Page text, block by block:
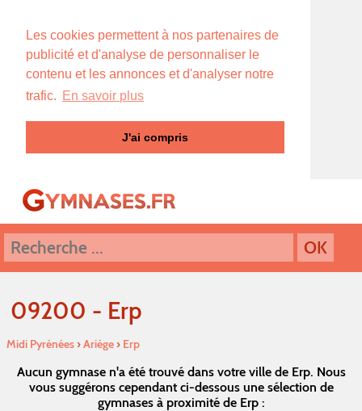
Les cookies permettent à nos partenaires de
publicité et d'analyse de personnaliser le
contenu et les annonces et d'analyser notre
trafic. En savoir plus
J'ai compris
09200 - Erp
Midi Pyrénées›Ariége› Erp
Aucun gymnase n'a été trouvé dans votre ville de Erp. Nous
vous suggérons cependant ci-dessous une sélection de
gymnases à proximité de Erp :